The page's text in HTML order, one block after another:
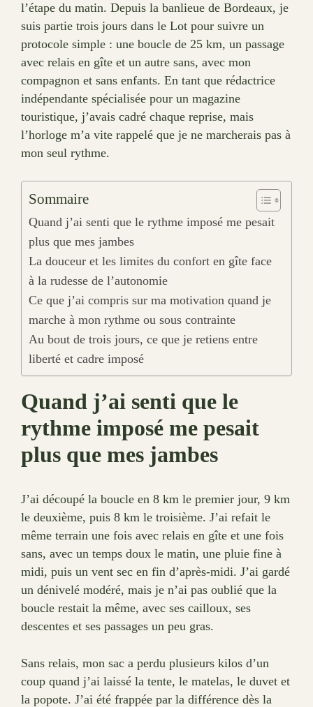
l’étape du matin. Depuis la banlieue de Bordeaux, je
suis partie trois jours dans le Lot pour suivre un
protocole simple : une boucle de 25 km, un passage
avec relais en gîte et un autre sans, avec mon
compagnon et sans enfants. En tant que rédactrice
indépendante spécialisée pour un magazine
touristique, j’avais cadré chaque reprise, mais
l’horloge m’a vite rappelé que je ne marcherais pas à
mon seul rythme.
Sommaire
Quand j’ai senti que le rythme imposé me pesait
plus que mes jambes
La douceur et les limites du confort en gîte face
à la rudesse de l’autonomie
Ce que j’ai compris sur ma motivation quand je
marche à mon rythme ou sous contrainte
Au bout de trois jours, ce que je retiens entre
liberté et cadre imposé
Quand j’ai senti que le
rythme imposé me pesait
plus que mes jambes
J’ai découpé la boucle en 8 km le premier jour, 9 km
le deuxième, puis 8 km le troisième. J’ai refait le
même terrain une fois avec relais en gîte et une fois
sans, avec un temps doux le matin, une pluie fine à
midi, puis un vent sec en fin d’après-midi. J’ai gardé
un dénivelé modéré, mais je n’ai pas oublié que la
boucle restait la même, avec ses cailloux, ses
descentes et ses passages un peu gras.
Sans relais, mon sac a perdu plusieurs kilos d’un
coup quand j’ai laissé la tente, le matelas, le duvet et
la popote. J’ai été frappée par la différence dès la